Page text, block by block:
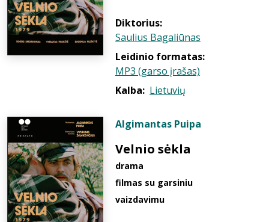
Diktorius:
Saulius Bagaliūnas
Leidinio formatas:
MP3 (garso įrašas)
Kalba: Lietuvių
Algimantas Puipa
Velnio sėkla
drama
filmas su garsiniu
vaizdavimu